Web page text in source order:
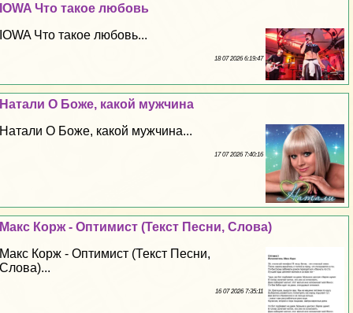
IOWA Что такое любовь
IOWA Что такое любовь...
18 07 2026 6:19:47
Натали О Боже, какой мужчина
Натали О Боже, какой мужчина...
17 07 2026 7:40:16
Макс Корж - Оптимист (Текст Песни, Слова)
Макс Корж - Оптимист (Текст Песни,
Слова)...
16 07 2026 7:35:11